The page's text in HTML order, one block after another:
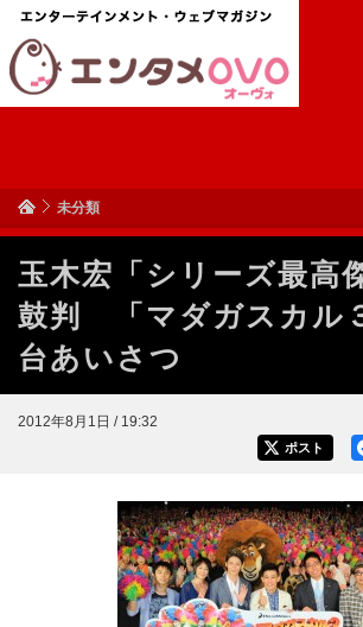
未分類
玉木宏「シリーズ最高
鼓判 「マダガスカル
台あいさつ
2012年8月1日 / 19:32
ポスト